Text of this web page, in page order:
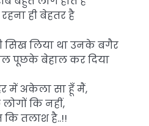
ही बेहतर है
सिख लिया था उनके बगैर
पूछके बेहाल कर दिया
में अकेला सा हूँ मैं,
कि नहीं,
तलाश है..!!